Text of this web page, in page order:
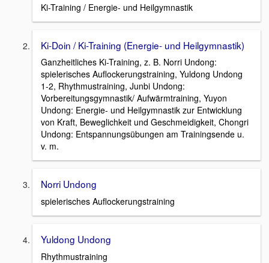
Ki-Training / Energie- und Heilgymnastik
Ki-Doin / Ki-Training (Energie- und Heilgymnastik)
Ganzheitliches Ki-Training, z. B. Norri Undong:
spielerisches Auflockerungstraining, Yuldong Undong
1-2, Rhythmustraining, Junbi Undong:
Vorbereitungsgymnastik/ Aufwärmtraining, Yuyon
Undong: Energie- und Heilgymnastik zur Entwicklung
von Kraft, Beweglichkeit und Geschmeidigkeit, Chongri
Undong: Entspannungsübungen am Trainingsende u.
v. m.
Norri Undong
spielerisches Auflockerungstraining
Yuldong Undong
Rhythmustraining